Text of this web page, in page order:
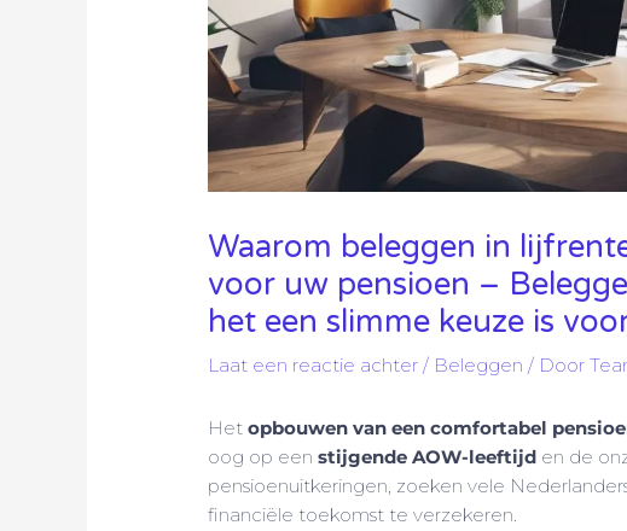
Waarom beleggen in
voor uw pensioen –
het een slimme keuze is
Laat een reactie achter / Beleggen / Door
Hetopbouwen van een comfortabel
oog op eenstijgende AOW-leeftijd en de
pensioenuitkeringen, zoeken vele
financiële toekomst te verzekeren.